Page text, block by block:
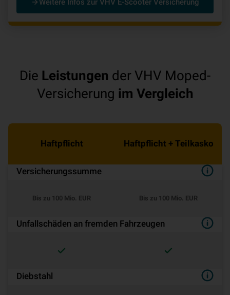
Weitere Infos zur VHV E-Scooter Versicherung
Die Leistungen der VHV Moped-
Versicherung im Vergleich
Haftpflicht Haftpflicht + Teilkasko
Versicherungssumme
Bis zu 100 Mio. EUR Bis zu 100 Mio. EUR
Unfallschäden an fremden Fahrzeugen
Diebstahl